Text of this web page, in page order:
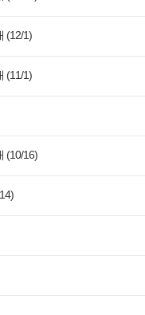
(12/1)
(11/1)
(10/16)